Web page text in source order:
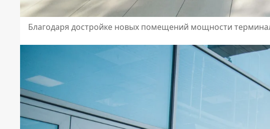
Благодаря достройке новых помещений мощности